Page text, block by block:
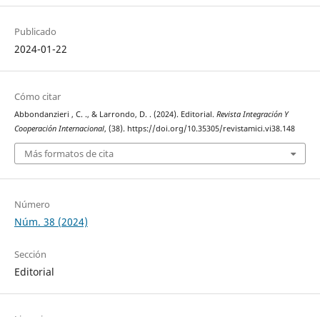
Publicado
2024-01-22
Cómo citar
Abbondanzieri , C. ., & Larrondo, D. . (2024). Editorial. Revista Integración Y
Cooperación Internacional, (38). https://doi.org/10.35305/revistamici.vi38.148
Más formatos de cita
Número
Núm. 38 (2024)
Sección
Editorial